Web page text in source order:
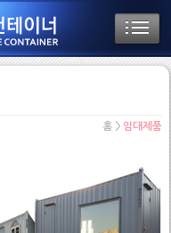
홈 > 임대제품